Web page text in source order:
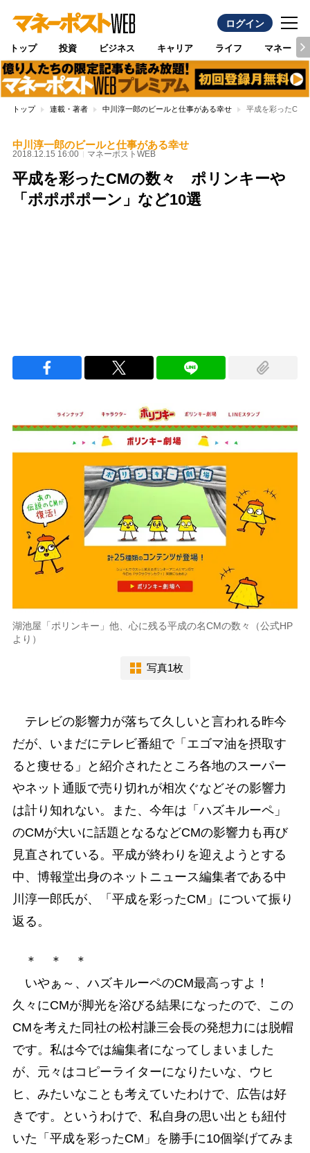
ログイン
トップ 投資 ビジネス キャリア ライフ マネー
トップ 連載・著者 中川淳一郎のビールと仕事がある幸せ 平成を彩ったCM
中川淳一郎のビールと仕事がある幸せ
2018.12.15 16:00 マネーポストWEB
平成を彩ったCMの数々 ポリンキーや
「ポポポポーン」など10選
湖池屋「ポリンキー」他、心に残る平成の名CMの数々（公式HP
より）
写真1枚
テレビの影響力が落ちて久しいと言われる昨今
だが、いまだにテレビ番組で「エゴマ油を摂取す
ると痩せる」と紹介されたところ各地のスーパー
やネット通販で売り切れが相次ぐなどその影響力
は計り知れない。また、今年は「ハズキルーペ」
のCMが大いに話題となるなどCMの影響力も再び
見直されている。平成が終わりを迎えようとする
中、博報堂出身のネットニュース編集者である中
川淳一郎氏が、「平成を彩ったCM」について振り
返る。
＊ ＊ ＊
いやぁ～、ハズキルーペのCM最高っすよ！
久々にCMが脚光を浴びる結果になったので、この
CMを考えた同社の松村謙三会長の発想力には脱帽
です。私は今では編集者になってしまいました
が、元々はコピーライターになりたいな、ウヒ
ヒ、みたいなことも考えていたわけで、広告は好
きです。というわけで、私自身の思い出とも紐付
いた「平成を彩ったCM」を勝手に10個挙げてみま